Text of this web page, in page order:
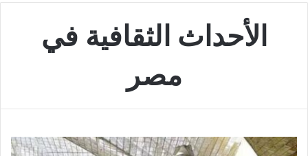
الأحداث الثقافية في
مصر